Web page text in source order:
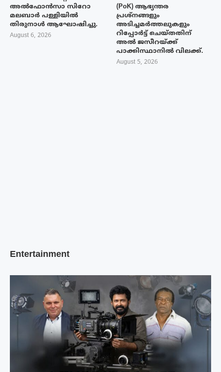
അൽഫോൻസാ സിറോ
മലബാർ പള്ളിയിൽ
തിരുനാൾ ആഘോഷിച്ചു.
August 6, 2026
(PoK) ആഭ്യന്തര
പ്രശ്നങ്ങളും
അടിച്ചമർത്തലുകളും
റിപ്പോർട്ട് ചെയ്തതിന്
അൽ ജസീറയ്‌ക്ക്
പാക്കിസ്ഥാനിൽ വിലക്ക്.
August 5, 2026
Entertainment